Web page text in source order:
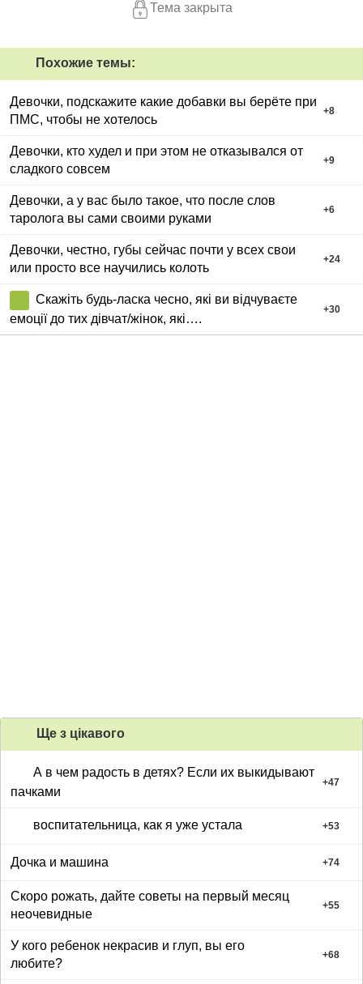
Тема закрыта
Похожие темы:
Девочки, подскажите какие добавки вы берёте при
ПМС, чтобы не хотелось
+8
Девочки, кто худел и при этом не отказывался от
сладкого совсем
+9
Девочки, а у вас было такое, что после слов
таролога вы сами своими руками
+6
Девочки, честно, губы сейчас почти у всех свои
или просто все научились колоть
+24
Скажіть будь-ласка чесно, які ви відчуваєте
емоції до тих дівчат/жінок, які….
+30
Ще з цiкавого
А в чем радость в детях? Если их выкидывают
пачками
+47
воспитательница, как я уже устала +53
Дочка и машина +74
Скоро рожать, дайте советы на первый месяц
неочевидные
+55
У кого ребенок некрасив и глуп, вы его
любите?
+68